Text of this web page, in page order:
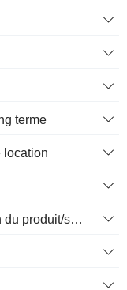
terme
location
Revenus collectés avant livraison du produit/service